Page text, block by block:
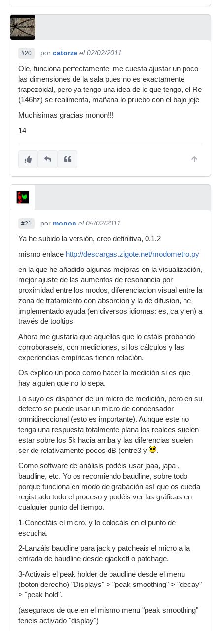
#20 por catorze el 02/02/2011
Ole, funciona perfectamente, me cuesta ajustar un poco
las dimensiones de la sala pues no es exactamente
trapezoidal, pero ya tengo una idea de lo que tengo, el Re
(146hz) se realimenta, mañana lo pruebo con el bajo jeje
Muchisimas gracias monon!!!
14
#21 por monon el 05/02/2011
Ya he subido la versión, creo definitiva, 0.1.2
mismo enlace http://descargas.zigote.net/modometro.py
en la que he añadido algunas mejoras en la visualización,
mejor ajuste de las aumentos de resonancia por
proximidad entre los modos, diferenciacion visual entre la
zona de tratamiento con absorcion y la de difusion, he
implementado ayuda (en diversos idiomas: es, ca y en) a
través de tooltips.
Ahora me gustaría que aquellos que lo estáis probando
corroboraseis, con mediciones, si los cálculos y las
experiencias empíricas tienen relación.
Os explico un poco como hacer la medición si es que
hay alguien que no lo sepa.
Lo suyo es disponer de un micro de medición, pero en su
defecto se puede usar un micro de condensador
omnidireccional (esto es importante). Aunque este no
tenga una respuesta totalmente plana los realces suelen
estar sobre los 5k hacia arriba y las diferencias suelen
ser de relativamente pocos dB (entre3 y
.
Como software de análisis podéis usar jaaa, japa ,
baudline, etc. Yo os recomiendo baudline, sobre todo
porque funciona en modo de grabación así que os queda
registrado todo el proceso y podéis ver las gráficas en
cualquier punto del tiempo.
1-Conectáis el micro, y lo colocáis en el punto de
escucha.
2-Lanzáis baudline para jack y patcheais el micro a la
entrada de baudline desde qjackctl o patchage.
3-Activais el peak holder de baudline desde el menu
(boton derecho) "Displays" > "peak smoothing" > "decay"
> "peak hold".
(aseguraos de que en el mismo menu "peak smoothing"
teneis activado "display")